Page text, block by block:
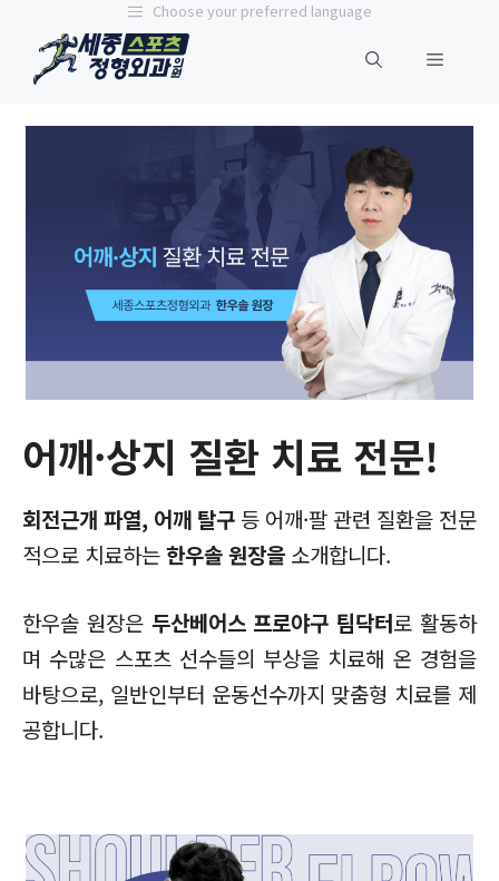
Choose your preferred language
어깨·상지 질환 치료 전문!
회전근개 파열, 어깨 탈구 등 어깨·팔 관련 질환을 전문
적으로 치료하는한우솔 원장을 소개합니다.
한우솔 원장은 두산베어스 프로야구 팀닥터로 활동하
며 수많은 스포츠 선수들의 부상을 치료해 온 경험을
바탕으로, 일반인부터 운동선수까지 맞춤형 치료를 제
공합니다.